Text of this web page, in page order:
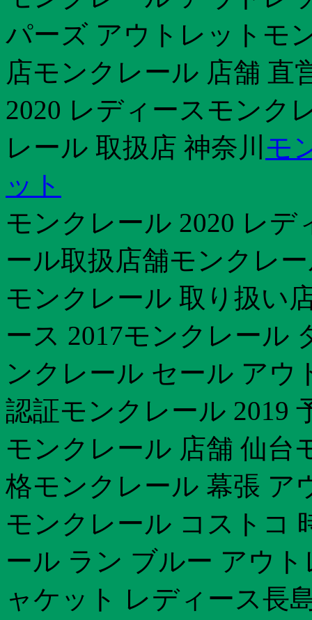
パーズ アウトレットモ
店モンクレール 店舗 直
2020 レディースモンク
レール 取扱店 神奈川 モ
ット
モンクレール 2020 レ
ール取扱店舗モンクレ
モンクレール 取り扱い
ース 2017モンクレール
ンクレール セール アウ
認証モンクレール 2019
モンクレール 店舗 仙台
格モンクレール 幕張 ア
モンクレール コストコ
ール ラン ブルー アウ
ャケット レディース長